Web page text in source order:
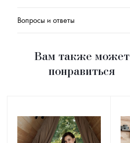
Вопросы и ответы
Вам также может
понравиться